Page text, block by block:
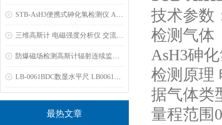
STB-AsH3便携式砷化氢检测仪 AsH3气体检漏仪
三维高斯计 电磁强度分析仪 交流磁场测量仪 特斯拉计 磁通计
防爆磁场检测高斯计辐射连续监测仪固定区域辐射连续监测仪防爆电磁辐射报警仪核素识别仪xγ剂量率仪表面污染检测仪中子剂量率仪
LB-0061BDC数显水平尺 LB0061BDC电子水平仪 JYCN060多功能电子水平尺
最热文章
技术参数
检测气体
AsH3砷
检测原理
据气体类
量程范围